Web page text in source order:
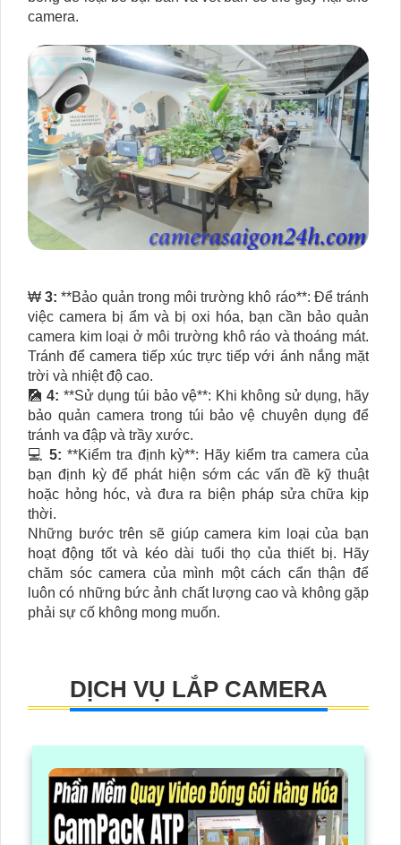
camera.
₩3: **Bảo quản trong môi trường khô ráo**: Để tránh
việc camera bị ẩm và bị oxi hóa, bạn cần bảo quản
camera kim loại ở môi trường khô ráo và thoáng mát.
Tránh để camera tiếp xúc trực tiếp với ánh nắng mặt
trời và nhiệt độ cao.
🎑4: **Sử dụng túi bảo vệ**: Khi không sử dụng, hãy
bảo quản camera trong túi bảo vệ chuyên dụng để
tránh va đập và trầy xước.
💻 5: **Kiểm tra định kỳ**: Hãy kiểm tra camera của
bạn định kỳ để phát hiện sớm các vấn đề kỹ thuật
hoặc hỏng hóc, và đưa ra biện pháp sửa chữa kịp
thời.
Những bước trên sẽ giúp camera kim loại của bạn
hoạt động tốt và kéo dài tuổi thọ của thiết bị. Hãy
chăm sóc camera của mình một cách cẩn thận để
luôn có những bức ảnh chất lượng cao và không gặp
phải sự cố không mong muốn.
DỊCH VỤ LẮP CAMERA